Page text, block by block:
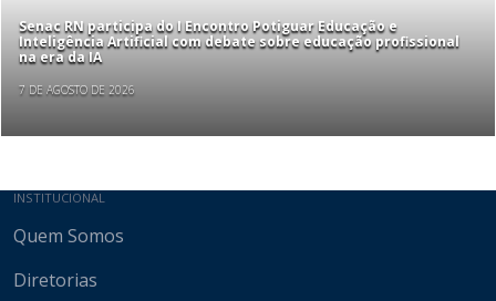
Senac RN participa do I Encontro Potiguar Educação e
Inteligência Artificial com debate sobre educação profissional
na era da IA
7 DE AGOSTO DE 2026
Mapa do site
INSTITUCIONAL
Quem Somos
Diretorias